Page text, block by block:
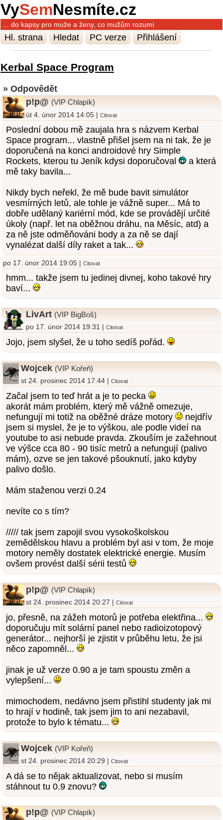
VySemNesmíte.cz
… do kapsy pro muže a ženy, co mužům rozumí
Hl. strana Hledat PC verze Přihlášení
Kerbal Space Program
» Odpovědět
p!p@ (VIP Chlapík)
út 4. únor 2014 14:05 |Citovat
Poslední dobou mě zaujala hra s názvem Kerbal
Space program... vlastně přišel jsem na ni tak, že je
doporučená na konci androidové hry Simple
Rockets, kterou tu Jeník kdysi doporučoval
a která
mě taky bavila...
Nikdy bych neřekl, že mě bude bavit simulátor
vesmírných letů, ale tohle je vážně super... Má to
dobře udělaný kariérní mód, kde se provádějí určité
úkoly (např. let na oběžnou dráhu, na Měsíc, atd) a
za ně jste odměňováni body a za ně se dají
vynalézat další díly raket a tak...
po 17. únor 2014 19:05 | Citovat
hmm... takže jsem tu jedinej divnej, koho takové hry
baví...
LivArt (VIP BigBoš)
po 17. únor 2014 19:31 |Citovat
Jojo, jsem slyšel, že u toho sedíš pořád.
Wojcek (VIP Kořeň)
st 24. prosinec 2014 17:44 | Citovat
Začal jsem to teď hrát a je to pecka
akorát mám problém, který mě vážně omezuje,
nefungují mi totiž na oběžné dráze motory
nejdřív
jsem si myslel, že je to výškou, ale podle videí na
youtube to asi nebude pravda. Zkouším je zažehnout
ve výšce cca 80 - 90 tisíc metrů a nefungují (palivo
mám), ozve se jen takové pšouknutí, jako kdyby
palivo došlo.
Mám staženou verzi 0.24
nevíte co s tím?
///// tak jsem zapojil svou vysokoškolskou
zemědělskou hlavu a problém byl asi v tom, že moje
motory neměly dostatek elektrické energie. Musím
ovšem provést další sérii testů
p!p@ (VIP Chlapík)
st 24. prosinec 2014 20:27 |Citovat
jo, přesně, na zážeh motorů je potřeba elektřina...
doporučuju mít solární panel nebo radioizotopový
generátor... nejhorší je zjistit v průběhu letu, že jsi
něco zapomněl...
jinak je už verze 0.90 a je tam spoustu změn a
vylepšení...
mimochodem, nedávno jsem přistihl studenty jak mi
to hrají v hodině, tak jsem jim to ani nezabavil,
protože to bylo k tématu...
Wojcek (VIP Kořeň)
st 24. prosinec 2014 20:29 | Citovat
A dá se to nějak aktualizovat, nebo si musím
stáhnout tu 0.9 znovu?
p!p@ (VIP Chlapík)